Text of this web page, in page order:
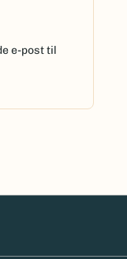
e-post til